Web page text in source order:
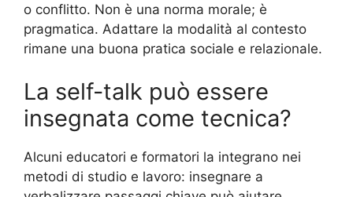
o conflitto. Non è una norma morale; è
pragmatica. Adattare la modalità al contesto
rimane una buona pratica sociale e relazionale.
La self-talk può essere
insegnata come tecnica?
Alcuni educatori e formatori la integrano nei
metodi di studio e lavoro: insegnare a